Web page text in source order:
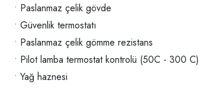
• Paslanmaz çelik gövde
• Güvenlik termostatı
• Paslanmaz çelik gömme rezistans
• Pilot lamba termostat kontrolü (50C - 300 C)
• Yağ haznesi